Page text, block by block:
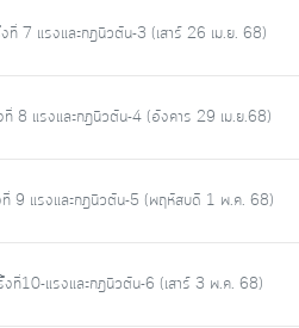
ที่ 7 แรงและกฎนิวตัน-3 (เสาร์ 26 เม.ย. 68)
8 แรงและกฎนิวตัน-4 (อังคาร 29 เม.ย.68)
9 แรงและกฎนิวตัน-5 (พฤหัสบดี 1 พ.ค. 68)
ที่10-แรงและกฎนิวตัน-6 (เสาร์ 3 พ.ค. 68)